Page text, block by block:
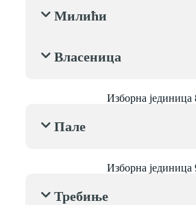
Милићи
Власеница
Изборна јединица
Пале
Изборна јединица
Требиње